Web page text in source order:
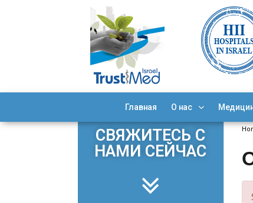
Главная О нас
СВЯЖИТЕСЬ С
НАМИ СЕЙЧАС